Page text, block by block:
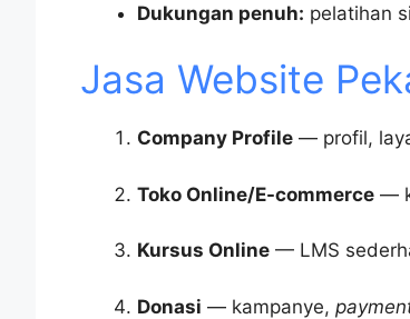
Dukungan penuh: pelatihan
Jasa Website
Company Profile — profil,
Toko Online/E-commerce —
Kursus Online — LMS
Donasi — kampanye,